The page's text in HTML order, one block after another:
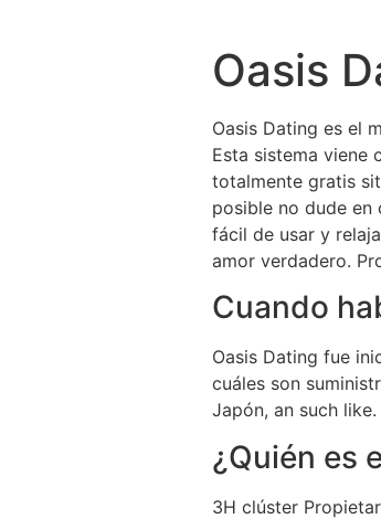
Oasis
Oasis Dating es el
Esta sistema viene
totalmente gratis
posible no dude en
fácil de usar y
amor verdadero.
Cuando
Oasis Dating fue
cuáles son
Japón, an such like.
¿Quién es
3H clúster